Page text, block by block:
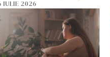
o să mă fac fără voi”
IULIE 2026